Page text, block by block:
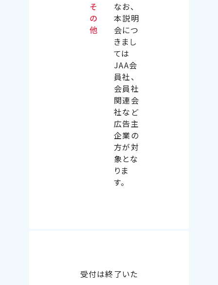
そ
の
他
なお、
本説明
会につ
きまし
ては
JAA会
員社、
会員社
関連会
社など
広告主
企業の
方が対
象とな
りま
す。
受付は終了いた